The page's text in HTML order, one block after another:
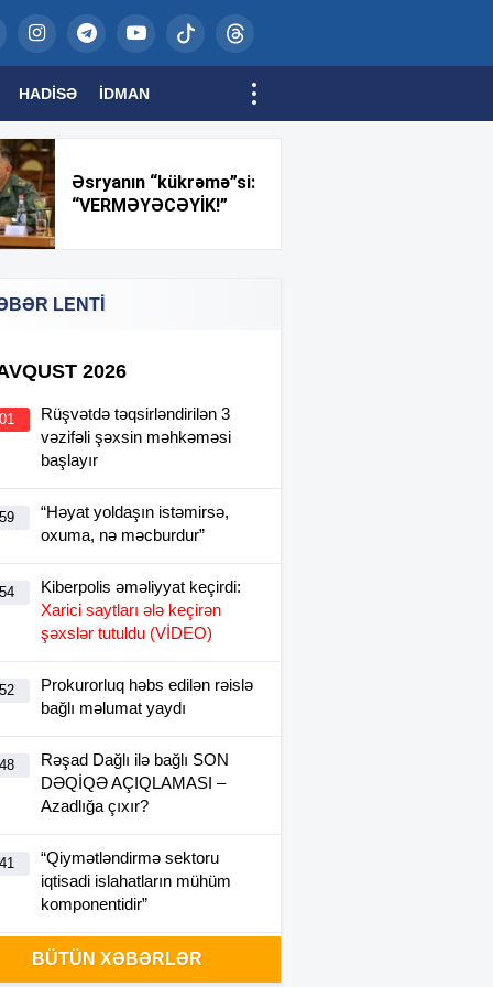
HADISƏ İDMAN
Əsryanın “kükrəmə”si:
“VERMƏYƏCƏYİK!”
LENTİ
2026
Rüşvətdə təqsirləndirilən 3
vəzifəli şəxsin məhkəməsi
başlayır
“Həyat yoldaşın istəmirsə,
oxuma, nə məcburdur”
Kiberpolis əməliyyat keçirdi:
Xarici saytları ələ keçirən
şəxslər tutuldu (VİDEO)
Prokurorluq həbs edilən rəislə
bağlı məlumat yaydı
Rəşad Dağlı ilə bağlı SON
DƏQİQƏ AÇIQLAMASI –
Azadlığa çıxır?
“Qiymətləndirmə sektoru
iqtisadi islahatların mühüm
komponentidir”
Metrodakı təmirin kirayə
bazarına təsiri –Hansı
BÜTÜN XƏBƏRLƏR